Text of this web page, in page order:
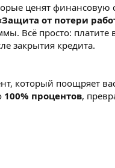
ценят
от потери
Всё просто:
закрытия кредита.
который поощряет
100% процентов,